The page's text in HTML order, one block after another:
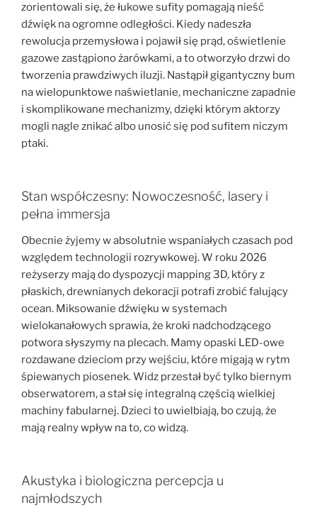
zorientowali się, że łukowe sufity pomagają nieść
dźwięk na ogromne odległości. Kiedy nadeszła
rewolucja przemysłowa i pojawił się prąd, oświetlenie
gazowe zastąpiono żarówkami, a to otworzyło drzwi do
tworzenia prawdziwych iluzji. Nastąpił gigantyczny bum
na wielopunktowe naświetlanie, mechaniczne zapadnie
i skomplikowane mechanizmy, dzięki którym aktorzy
mogli nagle znikać albo unosić się pod sufitem niczym
ptaki.
Stan współczesny: Nowoczesność, lasery i
pełna immersja
Obecnie żyjemy w absolutnie wspaniałych czasach pod
względem technologii rozrywkowej. W roku 2026
reżyserzy mają do dyspozycji mapping 3D, który z
płaskich, drewnianych dekoracji potrafi zrobić falujący
ocean. Miksowanie dźwięku w systemach
wielokanałowych sprawia, że kroki nadchodzącego
potwora słyszymy na plecach. Mamy opaski LED-owe
rozdawane dzieciom przy wejściu, które migają w rytm
śpiewanych piosenek. Widz przestał być tylko biernym
obserwatorem, a stał się integralną częścią wielkiej
machiny fabularnej. Dzieci to uwielbiają, bo czują, że
mają realny wpływ na to, co widzą.
Akustyka i biologiczna percepcja u
najmłodszych